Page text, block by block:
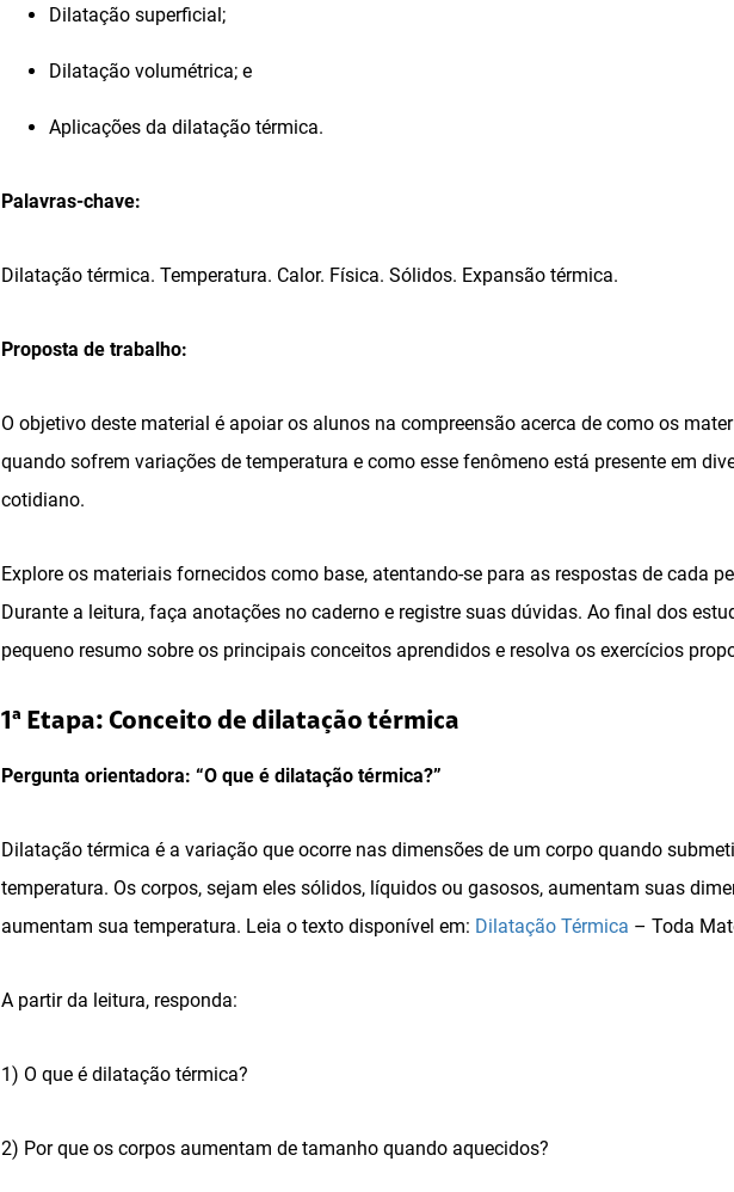
Dilatação superficial;
Dilatação volumétrica; e
Aplicações da dilatação térmica.
Palavras-chave:
Dilatação térmica. Temperatura. Calor. Física. Sólidos. Expansão térmica.
Proposta de trabalho:
O objetivo deste material é apoiar os alunos na compreensão acerca de como os
quando sofrem variações de temperatura e como esse fenômeno está presente em
cotidiano.
Explore os materiais fornecidos como base, atentando-se para as respostas de cada
Durante a leitura, faça anotações no caderno e registre suas dúvidas. Ao final dos
pequeno resumo sobre os principais conceitos aprendidos e resolva os exercícios
1ª Etapa: Conceito de dilatação térmica
Pergunta orientadora: “O que é dilatação térmica?”
Dilatação térmica é a variação que ocorre nas dimensões de um corpo quando
temperatura. Os corpos, sejam eles sólidos, líquidos ou gasosos, aumentam suas
aumentam sua temperatura. Leia o texto disponível em: Dilatação Térmica – Toda
A partir da leitura, responda:
1) O que é dilatação térmica?
2) Por que os corpos aumentam de tamanho quando aquecidos?